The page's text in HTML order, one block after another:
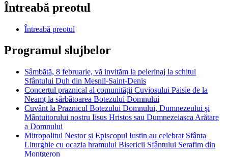
Întreabă preotul
Întreabă preotul
Programul slujbelor
Sâmbătă, 8 februarie, vă invităm la pelerinaj la schitul
Sfântului Duh din Mesnil-Saint-Denis
Concertul praznical al comunității Cuviosului Paisie de la
Neamț la sărbătoarea Botezului Domnului
Cuvânt la Praznicul Botezului Domnului, Dumnezeului şi
Mântuitorului nostru Iisus Hristos sau Dumnezeiasca Arătare
a Domnului
Mitropolitul Nestor și Episcopul Iustin au celebrat Sfânta
Liturghie cu ocazia hramului Bisericii Sfântului Serafim din
Montgeron